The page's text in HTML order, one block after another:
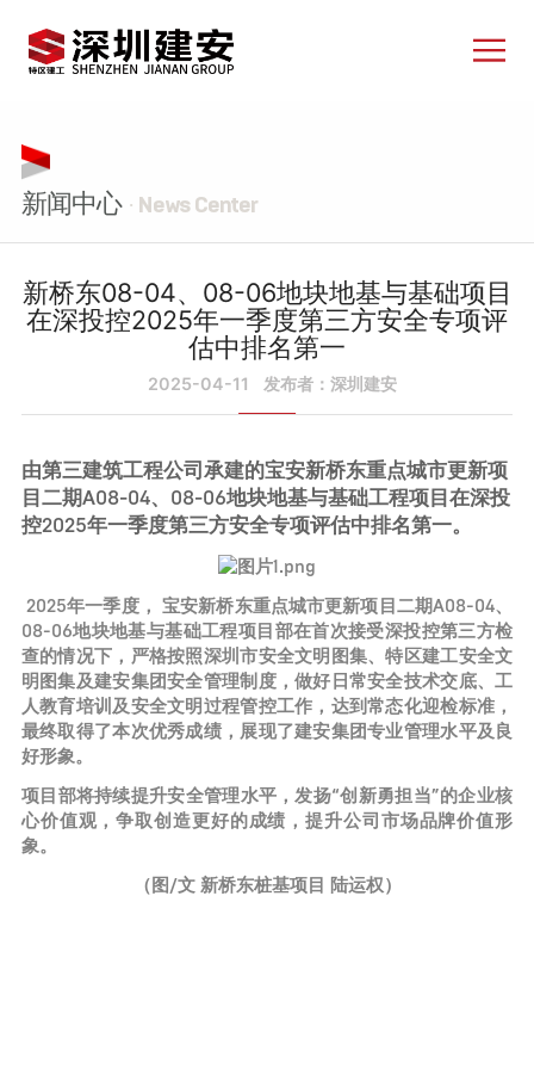
新闻中心 · News Center
新桥东08-04、08-06地块地基与基础项目
在深投控2025年一季度第三方安全专项评
估中排名第一
2025-04-11 发布者：深圳建安
由第三建筑工程公司承建的宝安新桥东重点城市更新项
目二期A08-04、08-06地块地基与基础工程项目在深投
控2025年一季度第三方安全专项评估中排名第一。
2025年一季度， 宝安新桥东重点城市更新项目二期A08-04、
08-06地块地基与基础工程项目部在首次接受深投控第三方检
查的情况下，严格按照深圳市安全文明图集、特区建工安全文
明图集及建安集团安全管理制度，做好日常安全技术交底、工
人教育培训及安全文明过程管控工作，达到常态化迎检标准，
最终取得了本次优秀成绩，展现了建安集团专业管理水平及良
好形象。
项目部将持续提升安全管理水平，发扬“创新勇担当”的企业核
心价值观，争取创造更好的成绩，提升公司市场品牌价值形
象。
（图/文 新桥东桩基项目 陆运权）